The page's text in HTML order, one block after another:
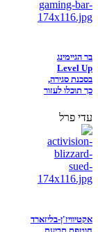
בר הגיימינג
Level Up
בסכנת סגירה,
כך תוכלו לעזור
עדי פרל
אקטיוויז'ן-בליזארד